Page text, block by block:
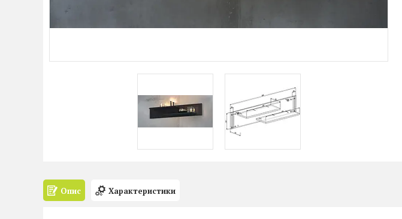
Опис Характеристики